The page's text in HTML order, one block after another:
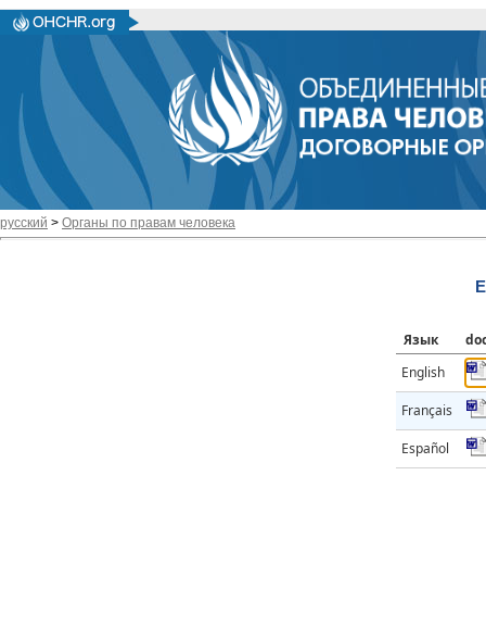
русский > Органы по правам человека
Язык
English
Français
Español